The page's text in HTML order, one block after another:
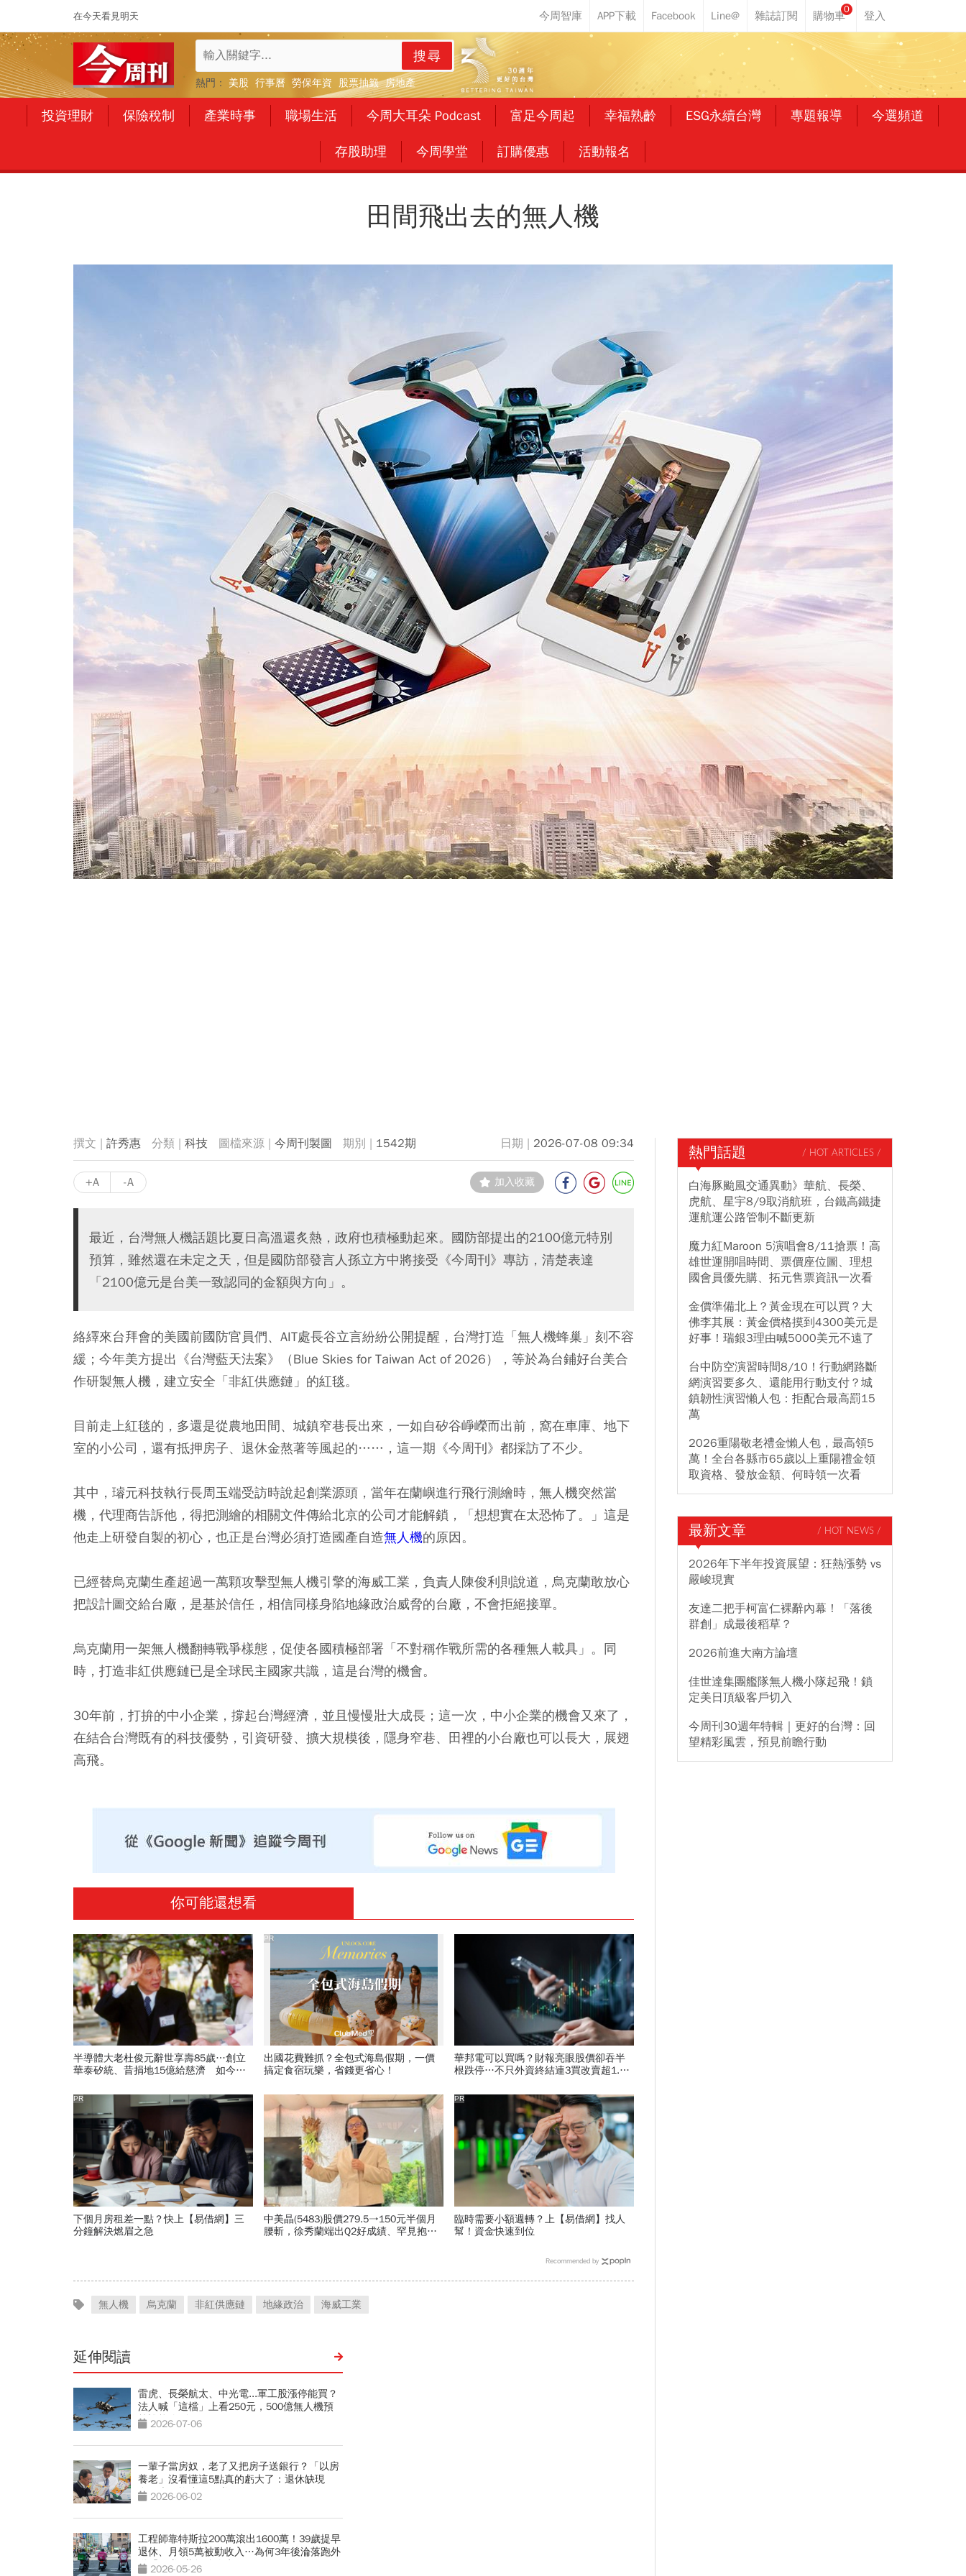
在今天看見明天
0
搜尋
熱門： 美股 行事曆 勞保年資 股票抽籤 房地產
投資理財 保險稅制 產業時事 職場生活 今周大耳朵 Podcast 富足今周起 幸福熟齡 ESG永續台灣 專題報導 今選頻道
存股助理 今周學堂 訂購優惠 活動報名
田間飛出去的無人機
許秀惠 科技 今周刊製圖 1542期 2026-07-08 09:34
+A -A 加入收藏
最近，台灣無人機話題比夏日高溫還炙熱，政府也積極動起來。國防部提出的2100億元特別
預算，雖然還在未定之天，但是國防部發言人孫立方中將接受《今周刊》專訪，清楚表達
「2100億元是台美一致認同的金額與方向」。
絡繹來台拜會的美國前國防官員們、AIT處長谷立言紛紛公開提醒，台灣打造「無人機蜂巢」刻不容
緩；今年美方提出《台灣藍天法案》（Blue Skies for Taiwan Act of 2026），等於為台鋪好台美合
作研製無人機，建立安全「非紅供應鏈」的紅毯。
目前走上紅毯的，多還是從農地田間、城鎮窄巷長出來，一如自矽谷崢嶸而出前，窩在車庫、地下
室的小公司，還有抵押房子、退休金熬著等風起的……，這一期《今周刊》都採訪了不少。
其中，璿元科技執行長周玉端受訪時說起創業源頭，當年在蘭嶼進行飛行測繪時，無人機突然當
機，代理商告訴他，得把測繪的相關文件傳給北京的公司才能解鎖，「想想實在太恐怖了。」這是
他走上研發自製的初心，也正是台灣必須打造國產自造無人機的原因。
已經替烏克蘭生產超過一萬顆攻擊型無人機引擎的海威工業，負責人陳俊利則說道，烏克蘭敢放心
把設計圖交給台廠，是基於信任，相信同樣身陷地緣政治威脅的台廠，不會拒絕接單。
烏克蘭用一架無人機翻轉戰爭樣態，促使各國積極部署「不對稱作戰所需的各種無人載具」。同
時，打造非紅供應鏈已是全球民主國家共識，這是台灣的機會。
30年前，打拚的中小企業，撐起台灣經濟，並且慢慢壯大成長；這一次，中小企業的機會又來了，
在結合台灣既有的科技優勢，引資研發、擴大規模後，隱身窄巷、田裡的小台廠也可以長大，展翅
高飛。
你可能還想看
半導體大老杜俊元辭世享壽85歲…創立
華泰矽統、昔捐地15億給慈濟 如今如
出國花費難抓？全包式海島假期，一價
搞定食宿玩樂，省錢更省心！
PR
華邦電可以買嗎？財報亮眼股價卻吞半
根跌停…不只外資終結連3買改賣超1.8
下個月房租差一點？快上【易借網】三
分鐘解決燃眉之急
PR
中美晶(5483)股價279.5→150元半個月
腰斬，徐秀蘭端出Q2好成績、罕見抱屈
臨時需要小額週轉？上【易借網】找人
幫！資金快速到位
PR
Recommended by
無人機 烏克蘭 非紅供應鏈 地緣政治 海威工業
延伸閱讀
雷虎、長榮航太、中光電...軍工股漲停能買？
法人喊「這檔」上看250元，500億無人機預
算誰能吃到？
2026-07-06
一輩子當房奴，老了又把房子送銀行？「以房
養老」沒看懂這5點真的虧大了：退休缺現
金，大屋換小屋更賺？
2026-06-02
工程師靠特斯拉200萬滾出1600萬！39歲提早
退休、月領5萬被動收入…為何3年後淪落跑外
送「月賺3萬勉強維生」？
2026-05-26
熱門話題 / HOT ARTICLES /
白海豚颱風交通異動》華航、長榮、
虎航、星宇8/9取消航班，台鐵高鐵捷
運航運公路管制不斷更新
魔力紅Maroon 5演唱會8/11搶票！高
雄世運開唱時間、票價座位圖、理想
國會員優先購、拓元售票資訊一次看
金價準備北上？黃金現在可以買？大
佛李其展：黃金價格摸到4300美元是
好事！瑞銀3理由喊5000美元不遠了
台中防空演習時間8/10！行動網路斷
網演習要多久、還能用行動支付？城
鎮韌性演習懶人包：拒配合最高罰15
萬
2026重陽敬老禮金懶人包，最高領5
萬！全台各縣市65歲以上重陽禮金領
取資格、發放金額、何時領一次看
最新文章 / HOT NEWS /
2026年下半年投資展望：狂熱漲勢 vs
嚴峻現實
友達二把手柯富仁裸辭內幕！「落後
群創」成最後稻草？
2026前進大南方論壇
佳世達集團艦隊無人機小隊起飛！鎖
定美日頂級客戶切入
今周刊30週年特輯｜更好的台灣：回
望精彩風雲，預見前瞻行動